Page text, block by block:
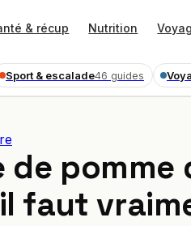
& récup Nutrition
Sport & escalade46 guides
de
faut